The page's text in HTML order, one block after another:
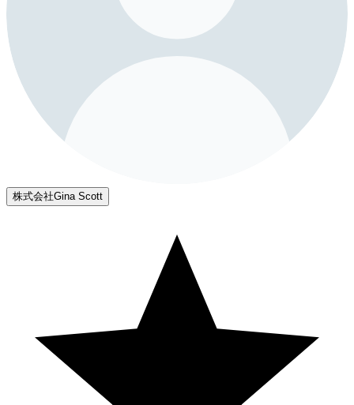
株式会社Gina Scott